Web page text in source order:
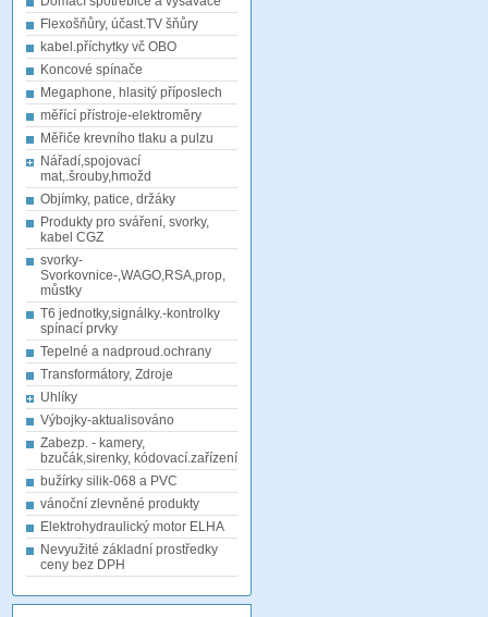
Flexošňůry, účast.TV šňůry
kabel.příchytky vč OBO
Koncové spínače
Megaphone, hlasitý příposlech
měřící přístroje-elektroměry
Měřiče krevního tlaku a pulzu
Nářadí,spojovací
mat,.šrouby,hmožd
Objímky, patice, držáky
Produkty pro sváření, svorky,
kabel CGZ
svorky-
Svorkovnice-,WAGO,RSA,prop,
můstky
T6 jednotky,signálky.-kontrolky
spínací prvky
Tepelné a nadproud.ochrany
Transformátory, Zdroje
Uhlíky
Výbojky-aktualisováno
Zabezp. - kamery,
bzučák,sirenky, kódovací.zařízení
bužírky silik-068 a PVC
vánoční zlevněné produkty
Elektrohydraulický motor ELHA
Nevyužité základní prostředky
ceny bez DPH